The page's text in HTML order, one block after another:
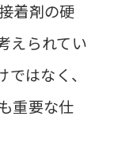
着剤の硬
えられてい
はなく、
重要な仕